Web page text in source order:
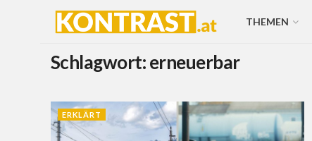
THEMEN
Schlagwort:erneuerbar
ERKLÄRT